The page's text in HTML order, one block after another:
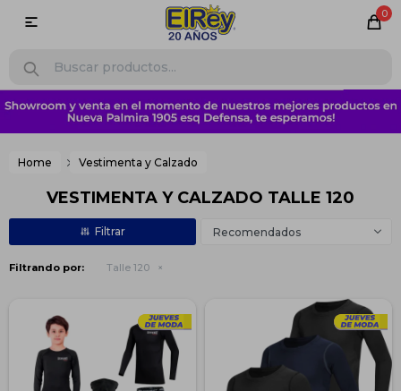
0

Home Vestimenta y Calzado
VESTIMENTA Y CALZADO TALLE 120
Recomendados
Filtrando por: Talle 120